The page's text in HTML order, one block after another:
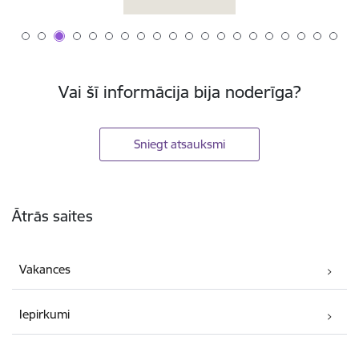
Vai šī informācija bija noderīga?
Sniegt atsauksmi
Ātrās saites
Vakances
Iepirkumi